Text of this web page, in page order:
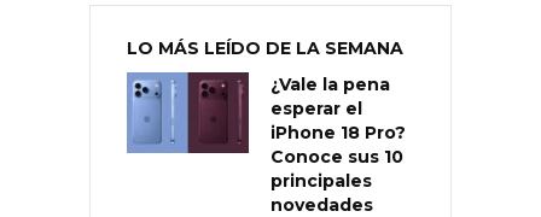
LO MÁS LEÍDO DE LA SEMANA
¿Vale la pena
esperar el
iPhone 18 Pro?
Conoce sus 10
principales
novedades